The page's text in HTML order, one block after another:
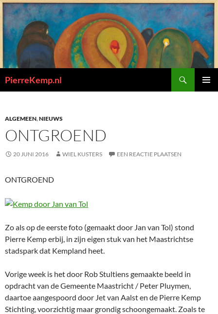
Ga
naar
de
inhoud
PierreKemp.nl
ALGEMEEN,NIEUWS
ONTGROEND
20 JUNI 2016 WIEL KUSTERS EEN REACTIE PLAATSEN
ONTGROEND
Zo als op de eerste foto (gemaakt door Jan van Tol) stond
Pierre Kemp erbij, in zijn eigen stuk van het Maastrichtse
stadspark dat Kempland heet.
Vorige week is het door Rob Stultiens gemaakte beeld in
opdracht van de Gemeente Maastricht / Peter Pluymen,
daartoe aangespoord door Jet van Aalst en de Pierre Kemp
Stichting, voorzichtig maar grondig schoongemaakt. Zoals te